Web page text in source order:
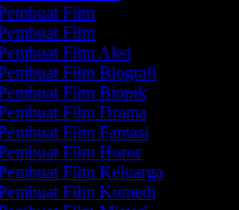
Film
Film
Film Aksi
Film Biografi
Film Biopik
Film Drama
Film Fantasi
Film Horor
Film Keluarga
Film Komedi